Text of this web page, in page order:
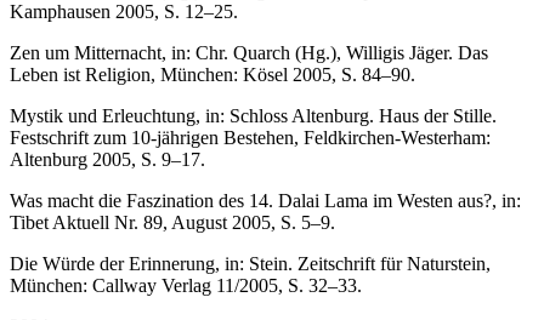
Kamphausen 2005, S. 12–25.
Zen um Mitternacht, in: Chr. Quarch (Hg.), Willigis Jäger. Das
Leben ist Religion, München: Kösel 2005, S. 84–90.
Mystik und Erleuchtung, in: Schloss Altenburg. Haus der Stille.
Festschrift zum 10-jährigen Bestehen, Feldkirchen-Westerham:
Altenburg 2005, S. 9–17.
Was macht die Faszination des 14. Dalai Lama im Westen aus?, in:
Tibet Aktuell Nr. 89, August 2005, S. 5–9.
Die Würde der Erinnerung, in: Stein. Zeitschrift für Naturstein,
München: Callway Verlag 11/2005, S. 32–33.